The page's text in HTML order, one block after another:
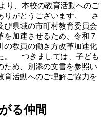
、本校の教育活動へのご
りがとうございます。 さ
び県域の市町村教育委員会
を加速させるため、令和７
の教員の働き方改革加速化
。 つきましては、子ども
ため、別添の文書を参照い
育活動へのご理解ご協力を
る仲間